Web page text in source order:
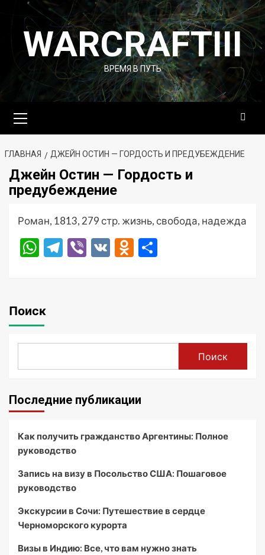
Перейти
содержимому
WARCRAFTIII
ВРЕМЯ В ПУТЬ
меню
ГЛАВНАЯ ДЖЕЙН ОСТИН — ГОРДОСТЬ И ПРЕДУБЕЖДЕНИЕ
Джейн Остин — Гордость и
предубеждение
Роман, 1813, 279 стр. жизнь, свобода, надежда
WhatsApp
Telegram
Viber
VK Odnoklassniki
Поиск
Поиск
Последние публикации
Как получить гражданство Аргентины: Полное
руководство
Запись на визу в Посольство США: Пошаговое
руководство
Экскурсии в Сочи: Путешествие в сердце
Черноморского курорта
Визы в Индию: Все, что вам нужно знать